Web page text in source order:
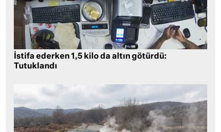
İstifa ederken 1,5 kilo da altın götürdü:
Tutuklandı